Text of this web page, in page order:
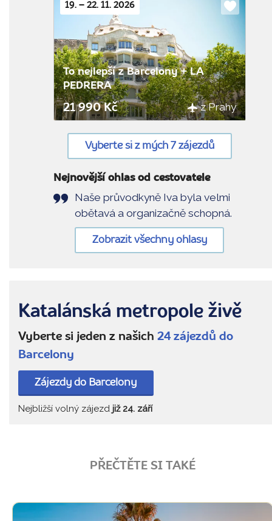
19. – 22. 11. 2026
Do
To nejlepší z Barcelony + LA
PEDRERA
21 990 Kč z Prahy
Vyberte si z mých 7 zájezdů
Nejnovější ohlas od cestovatele
Naše průvodkyně Iva byla velmi
obětavá a organizačně schopná.
Zobrazit všechny ohlasy
Katalánská metropole živě
Vyberte si jeden z našich 24 zájezdů do
Barcelony
Zájezdy do Barcelony
Nejbližší volný zájezd již 24. září
PŘEČTĚTE SI TAKÉ